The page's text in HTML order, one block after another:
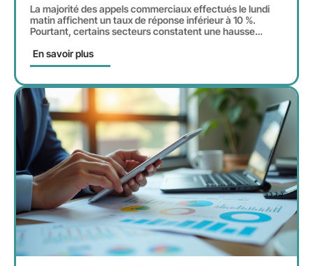
La majorité des appels commerciaux effectués le lundi
matin affichent un taux de réponse inférieur à 10 %.
Pourtant, certains secteurs constatent une hausse…
En savoir plus